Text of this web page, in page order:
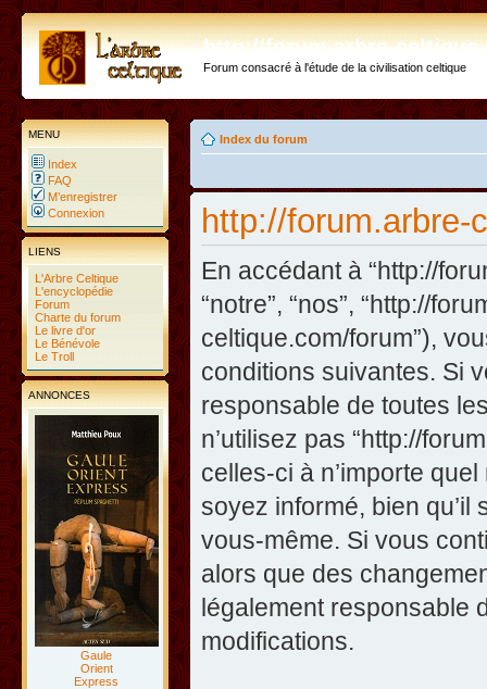
http://forum.arbre-
Forum consacré à l'étude de la civilisation celtique
MENU
Index
FAQ
M’enregistrer
Connexion
LIENS
L'Arbre Celtique
L'encyclopédie
Forum
Charte du forum
Le livre d'or
Le Bénévole
Le Troll
ANNONCES
Gaule
Orient
Express
Index du forum
http://forum.arbre-
En accédant à “http://
“notre”, “nos”, “http://
celtique.com/forum”),
conditions suivantes. Si
responsable de toutes
n’utilisez pas “http://
celles-ci à n’importe
soyez informé, bien
vous-même. Si vous
alors que des
légalement responsable
modifications.